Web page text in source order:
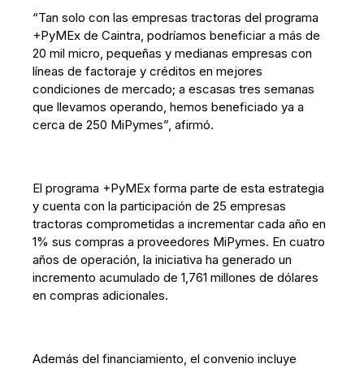
“Tan solo con las empresas tractoras del programa
+PyMEx de Caintra, podríamos beneficiar a más de
20 mil micro, pequeñas y medianas empresas con
líneas de factoraje y créditos en mejores
condiciones de mercado; a escasas tres semanas
que llevamos operando, hemos beneficiado ya a
cerca de 250 MiPymes”, afirmó.
El programa +PyMEx forma parte de esta estrategia
y cuenta con la participación de 25 empresas
tractoras comprometidas a incrementar cada año en
1% sus compras a proveedores MiPymes. En cuatro
años de operación, la iniciativa ha generado un
incremento acumulado de 1,761 millones de dólares
en compras adicionales.
Además del financiamiento, el convenio incluye